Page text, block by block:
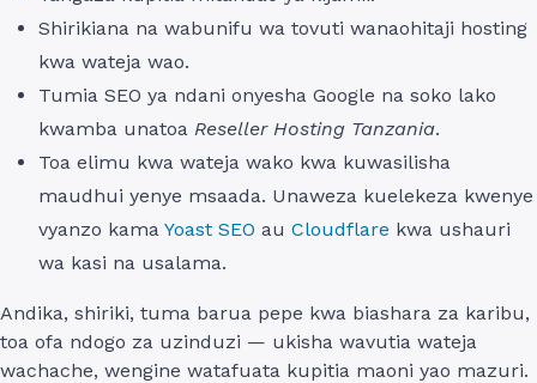
Shirikiana na wabunifu wa tovuti wanaohitaji hosting
kwa wateja wao.
Tumia SEO ya ndani onyesha Google na soko lako
kwamba unatoa Reseller Hosting Tanzania.
Toa elimu kwa wateja wako kwa kuwasilisha
maudhui yenye msaada. Unaweza kuelekeza kwenye
vyanzo kama Yoast SEO au Cloudflare kwa ushauri
wa kasi na usalama.
Andika, shiriki, tuma barua pepe kwa biashara za karibu,
toa ofa ndogo za uzinduzi — ukisha wavutia wateja
wachache, wengine watafuata kupitia maoni yao mazuri.